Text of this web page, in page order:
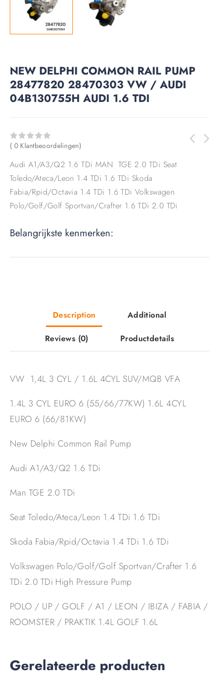
NEW DELPHI COMMON RAIL PUMP
28477820 28470303 VW / AUDI
04B130755H AUDI 1.6 TDI
( 0 Klantbeoordelingen)
Audi A1/A3/Q2 1.6 TDi MAN TGE 2.0 TDi Seat
Toledo/Ateca/Leon 1.4 TDi 1.6 TDi Skoda
Fabia/Rpid/Octavia 1.4 TDi 1.6 TDi Volkswagen
Polo/Golf/Golf Sportvan/Crafter 1.6 TDi 2.0 TDi
Belangrijkste kenmerken:
Description Additional
Reviews (0) Productdetails
VW 1,4L 3 CYL / 1.6L 4CYL SUV/MQB VFA
1.4L 3 CYL EURO 6 (55/66/77KW) 1.6L 4CYL
EURO 6 (66/81KW)
New Delphi Common Rail Pump
Audi A1/A3/Q2 1.6 TDi
Man TGE 2.0 TDi
Seat Toledo/Ateca/Leon 1.4 TDi 1.6 TDi
Skoda Fabia/Rpid/Octavia 1.4 TDi 1.6 TDi
Volkswagen Polo/Golf/Golf Sportvan/Crafter 1.6
TDi 2.0 TDi High Pressure Pump
POLO / UP / GOLF / A1 / LEON / IBIZA / FABIA /
ROOMSTER / PRAKTIK 1.4L GOLF 1.6L
Gerelateerde producten